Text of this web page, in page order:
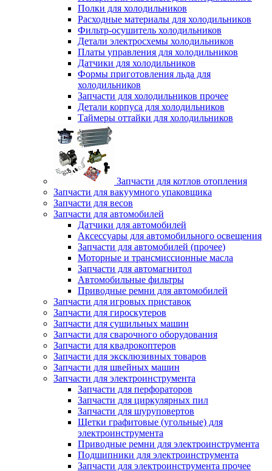
Полки для холодильников
Расходные материалы для холодильников
Фильтр-осушитель холодильников
Детали электросхемы холодильников
Платы управления для холодильников
Датчики для холодильников
Формы приготовления льда для
холодильников
Запчасти для холодильников прочее
Детали корпуса для холодильников
Таймеры оттайки для холодильников
Запчасти для котлов отопления
Запчасти для вакуумного упаковщика
Запчасти для весов
Запчасти для автомобилей
Датчики для автомобилей
Аксессуары для автомобильного освещения
Запчасти для автомобилей (прочее)
Моторные и трансмиссионные масла
Запчасти для автомагнитол
Автомобильные фильтры
Приводные ремни для автомобилей
Запчасти для игровых приставок
Запчасти для гироскутеров
Запчасти для сушильных машин
Запчасти для сварочного оборудования
Запчасти для квадрокоптеров
Запчасти для эксклюзивных товаров
Запчасти для швейных машин
Запчасти для электроинструмента
Запчасти для перфораторов
Запчасти для циркулярных пил
Запчасти для шуруповертов
Щетки графитовые (угольные) для
электроинструмента
Приводные ремни для электроинструмента
Подшипники для электроинструмента
Запчасти для электроинструмента прочее